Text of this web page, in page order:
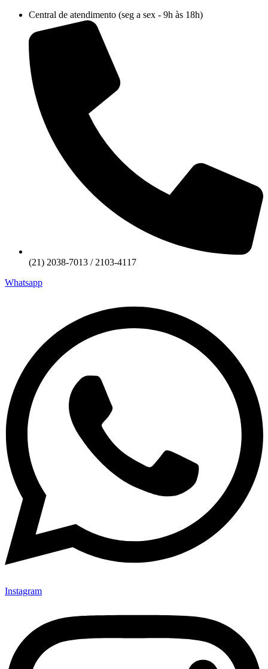
conteúdo
Central de atendimento (seg a sex - 9h às 18h)
(21) 2038-7013 / 2103-4117
Whatsapp
Instagram